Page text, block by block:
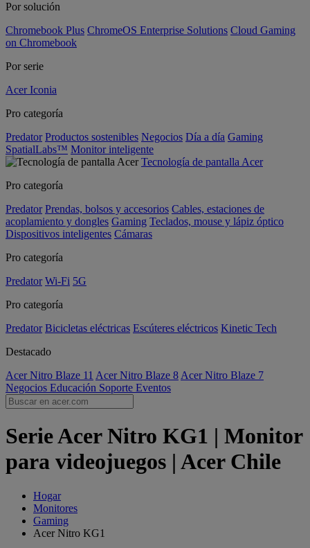
Por solución
Chromebook Plus ChromeOS Enterprise Solutions Cloud Gaming
on Chromebook
Por serie
Acer Iconia
Pro categoría
Predator Productos sostenibles Negocios Día a día Gaming
SpatialLabs™ Monitor inteligente
Tecnología de pantalla Acer
Pro categoría
Predator Prendas, bolsos y accesorios Cables, estaciones de
acoplamiento y dongles Gaming Teclados, mouse y lápiz óptico
Dispositivos inteligentes Cámaras
Pro categoría
Predator Wi-Fi 5G
Pro categoría
Predator Bicicletas eléctricas Escúteres eléctricos Kinetic Tech
Destacado
Acer Nitro Blaze 11 Acer Nitro Blaze 8 Acer Nitro Blaze 7
Negocios Educación Soporte Eventos
Serie Acer Nitro KG1 | Monitor
para videojuegos | Acer Chile
Hogar
Monitores
Gaming
Acer Nitro KG1